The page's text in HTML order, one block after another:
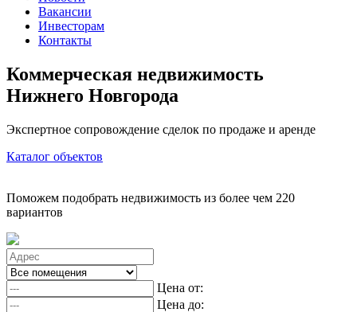
Вакансии
Инвесторам
Контакты
Коммерческая недвижимость
Нижнего Новгорода
Экспертное сопровождение сделок по продаже и аренде
Каталог объектов
Поможем подобрать недвижимость из более чем 220
вариантов
Цена от:
Цена до: